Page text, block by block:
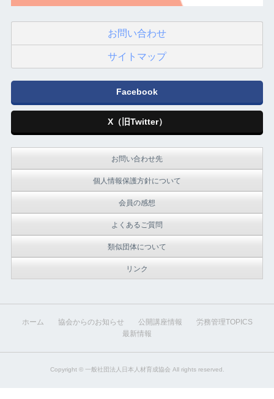
お問い合わせ
サイトマップ
Facebook
X（旧Twitter）
お問い合わせ先
個人情報保護方針について
会員の感想
よくあるご質問
類似団体について
リンク
ホーム 協会からのお知らせ 公開講座情報
労務管理TOPICS
最新情報
Copyright © 一般社団法人日本人材育成協会 All rights reserved.